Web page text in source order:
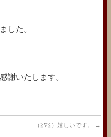
した。
謝いたします。
（≧∇≦）嬉しいです。 →